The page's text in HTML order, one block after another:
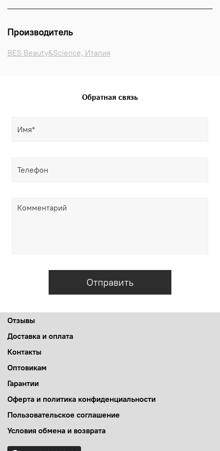
Производитель
BES Beauty&Science, Италия
Обратная связь
Отправить
Отзывы
Доставка и оплата
Контакты
Оптовикам
Гарантии
Оферта и политика конфиденциальности
Пользовательское соглашение
Условия обмена и возврата